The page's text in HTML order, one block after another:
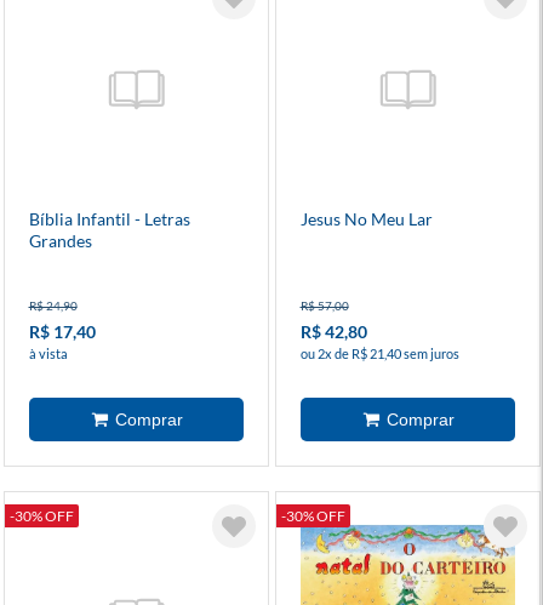
Bíblia Infantil - Letras
Grandes
R$ 24,90
R$ 17,40
à vista
Jesus No Meu Lar
R$ 57,00
R$ 42,80
ou 2x de R$ 21,40 sem juros
-30% OFF -30% OFF